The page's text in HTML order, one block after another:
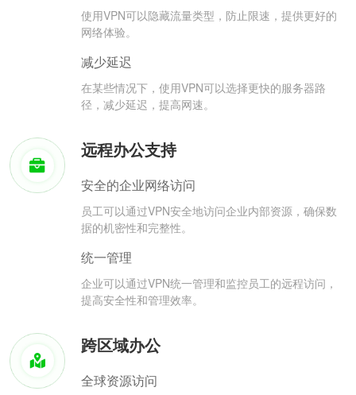
使用VPN可以隐藏流量类型，防止限速，提供更好的
网络体验。
减少延迟
在某些情况下，使用VPN可以选择更快的服务器路
径，减少延迟，提高网速。
远程办公支持
安全的企业网络访问
员工可以通过VPN安全地访问企业内部资源，确保数
据的机密性和完整性。
统一管理
企业可以通过VPN统一管理和监控员工的远程访问，
提高安全性和管理效率。
跨区域办公
全球资源访问